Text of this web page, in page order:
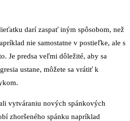
darí zaspať iným spôsobom, než
nie samostatne v postieľke, ale s
Je predsa veľmi dôležité, aby sa
ustane, môžete sa vrátiť k
vytváraniu nových spánkových
zhoršeného spánku napríklad